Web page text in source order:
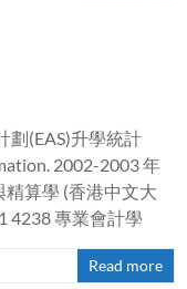
劃(EAS)升學統計
2002-2003 年
算學 (香港中文大
4238 專業會計學
Read more